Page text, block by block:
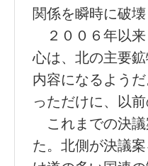
関係を瞬時に破
２００６年以来
心は、北の主要
内容になるよう
っただけに、以
これまでの決議
た。北側が決議